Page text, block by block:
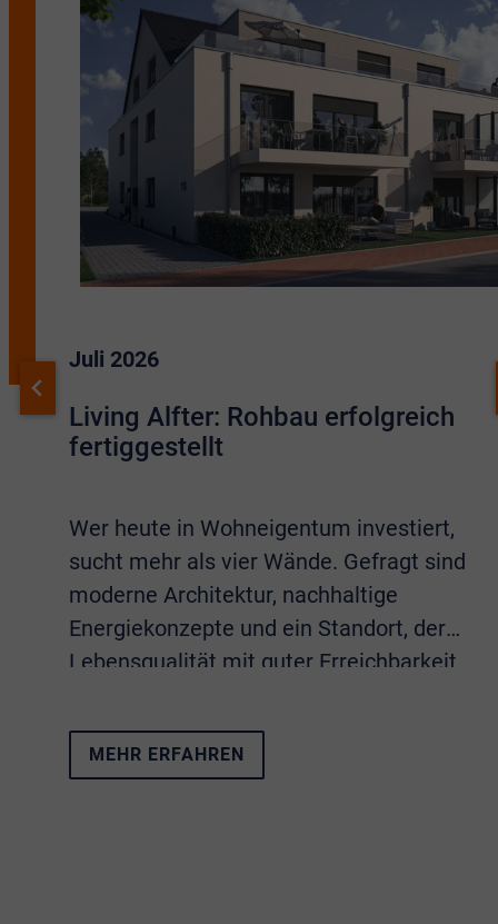
Juli 2026
Living Alfter: Rohbau erfolgreich
fertiggestellt
Wer heute in Wohneigentum investiert,
sucht mehr als vier Wände. Gefragt sind
moderne Architektur, nachhaltige
Energiekonzepte und ein Standort, der
Lebensqualität mit guter Erreichbarkeit
vereint das Neubauprojekt
MEHR ERFAHREN